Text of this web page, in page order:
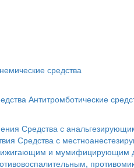
средства
Антитромботические
Средства с
Средства с
и мумифицирующим